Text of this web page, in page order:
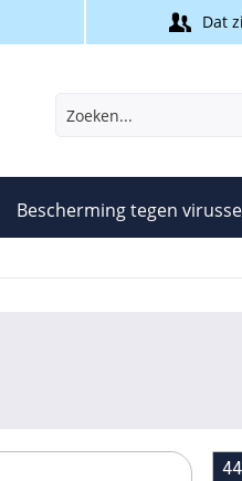
Dat
Bescherming tegen